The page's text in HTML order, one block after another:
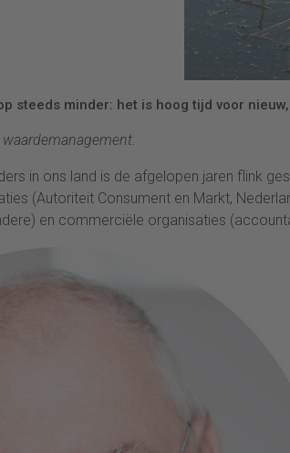
steeds minder: het is hoog tijd voor
in ons land is de afgelopen jaren flink
(Autoriteit Consument en Markt‎,
en commerciële organisaties